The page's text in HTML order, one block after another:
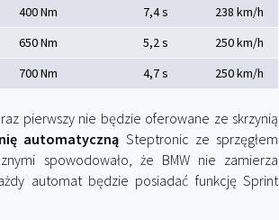
400 Nm 7,4 s
238 km/h
650 Nm 5,2 s
250 km/h
700 Nm 4,7 s 250 km/h
pierwszy nie będzie oferowane ze skrzynią
automatyczną Steptronic ze sprzęgłem
spowodowało, że BMW nie zamierza
automat będzie posiadać funkcję Sprint